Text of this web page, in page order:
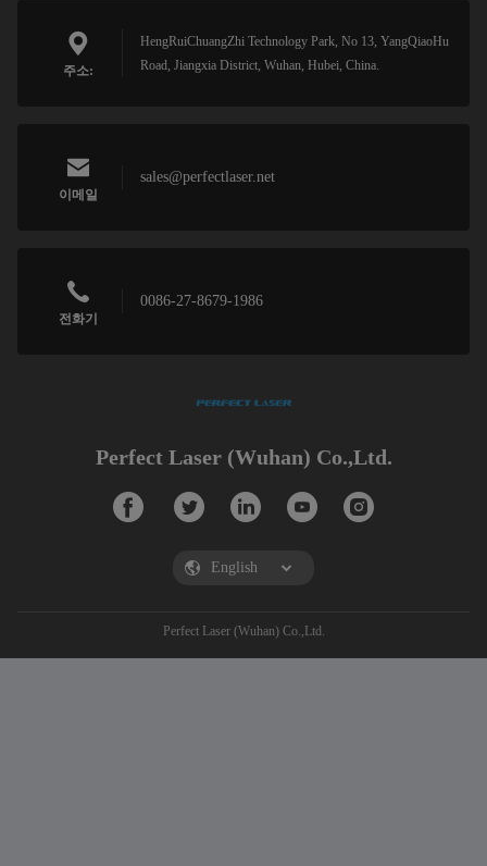
주소:
HengRuiChuangZhi Technology Park, No 13, YangQiaoHu
Road, Jiangxia District, Wuhan, Hubei, China.
이메일
sales@perfectlaser.net
전화기
0086-27-8679-1986
Perfect Laser (Wuhan) Co.,Ltd.
Perfect Laser (Wuhan) Co.,Ltd.